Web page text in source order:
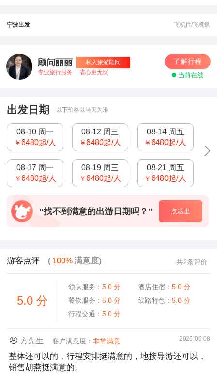
宁波出发 飞机往/飞机返
顾问丽丽
私人旅游顾问
专业旅行服务
省心更无忧
了解行程
当前在线
出发日期 以下价格以当天为准
08-10 周一
￥6480起/人
08-12 周三
￥6480起/人
08-14 周五
￥6480起/人
08-17 周一
￥6480起/人
08-19 周三
￥6480起/人
08-21 周五
￥6480起/人
“找不到满意的出游日期吗？” 点这里
游客点评 ( 100%满意度) 共2条评价
5.0分
领队服务：5.0 分 酒店住宿：5.0 分
餐饮服务：5.0 分 线路特色：5.0 分
行程交通：5.0 分
方先生 客户满意度：非常满意 2026-06-08
整体还可以的，行程安排挺满意的，地接导游还可以，
销售胡燕挺满意的。